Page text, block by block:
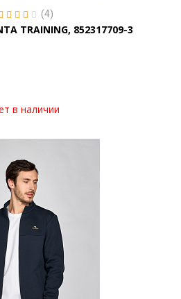
(4)
TRAINING, 852317709-3
в наличии